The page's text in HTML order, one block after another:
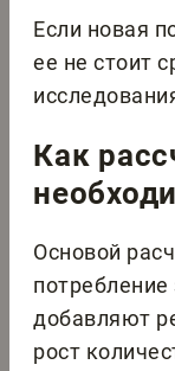
Если новая
ее не стоит
Как
Основой
добавляют
рост